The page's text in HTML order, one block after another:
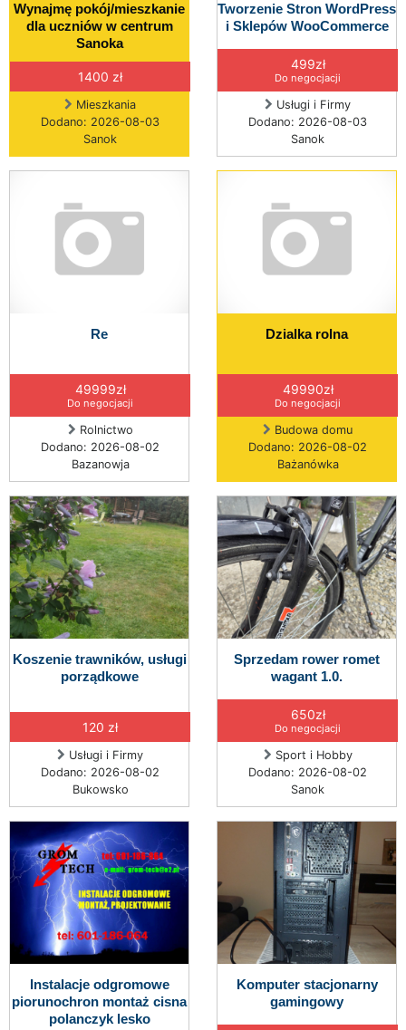
Wynajmę pokój/mieszkanie
dla uczniów w centrum
Sanoka
1400 zł
Mieszkania
Dodano: 2026-08-03
Sanok
Tworzenie Stron WordPress
i Sklepów WooCommerce
499zł
Do negocjacji
Usługi i Firmy
Dodano: 2026-08-03
Sanok
Re
49999zł
Do negocjacji
Rolnictwo
Dodano: 2026-08-02
Bazanowja
Dzialka rolna
49990zł
Do negocjacji
Budowa domu
Dodano: 2026-08-02
Bażanówka
Koszenie trawników, usługi
porządkowe
120 zł
Usługi i Firmy
Dodano: 2026-08-02
Bukowsko
Sprzedam rower romet
wagant 1.0.
650zł
Do negocjacji
Sport i Hobby
Dodano: 2026-08-02
Sanok
Instalacje odgromowe
piorunochron montaż cisna
polanczyk lesko
Komputer stacjonarny
gamingowy